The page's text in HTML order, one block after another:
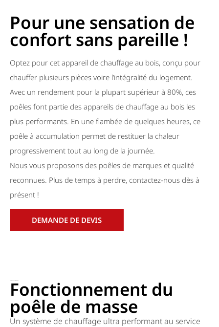
Pour une sensation de
confort sans pareille !
Optez pour cet appareil de chauffage au bois, conçu pour
chauffer plusieurs pièces voire l’intégralité du logement.
Avec un rendement pour la plupart supérieur à 80%, ces
poêles font partie des appareils de chauffage au bois les
plus performants. En une flambée de quelques heures, ce
poêle à accumulation permet de restituer la chaleur
progressivement tout au long de la journée.
Nous vous proposons des poêles de marques et qualité
reconnues. Plus de temps à perdre, contactez-nous dès à
présent !
DEMANDE DE DEVIS
Fonctionnement du
poêle de masse
Un système de chauffage ultra performant au service